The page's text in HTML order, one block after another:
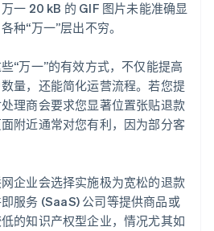
一 20 kB 的 GIF 图片未能准确显
种“万一”层出不穷。
“万一”的有效方式，不仅能提高
量，还能简化运营流程。若您提
理商会要求您显著位置张贴退款
附近通常对您有利，因为部分客
企业会选择实施极为宽松的退款
服务 (SaaS) 公司等提供商品或
的知识产权型企业，情况尤其如